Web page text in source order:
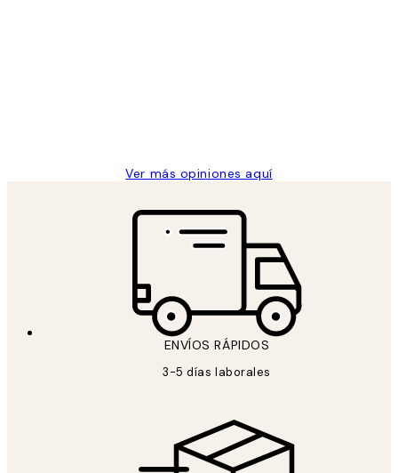
Ver más opiniones aquí
ENVÍOS RÁPIDOS
3-5 días laborales